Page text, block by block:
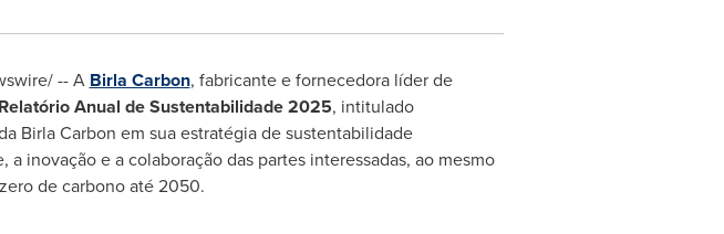
-- A Birla Carbon, fabricante e fornecedora líder de
Anual de Sustentabilidade 2025, intitulado
Birla Carbon em sua estratégia de sustentabilidade
inovação e a colaboração das partes interessadas, ao mesmo
de carbono até 2050.